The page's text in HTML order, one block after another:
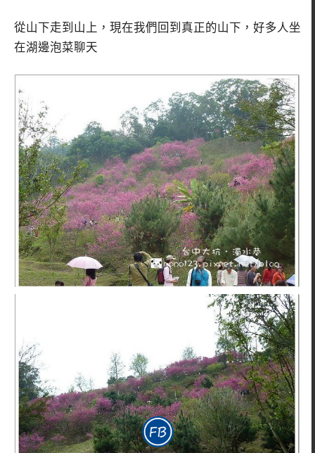
從山下走到山上，現在我們回到真正的山下，好多人坐
在湖邊泡菜聊天